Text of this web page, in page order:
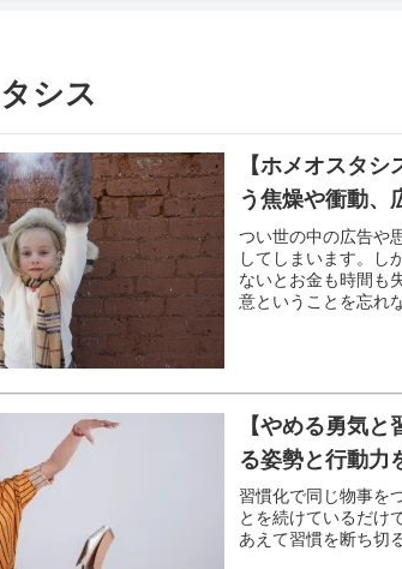
シス
【ホメオスタ
う焦燥や衝動、
つい世の中の広告や
してしまいます。し
ないとお金も時間も
意ということを忘れ
【やめる勇気
る姿勢と行動力
習慣化で同じ物事を
とを続けているだけ
あえて習慣を断ち切